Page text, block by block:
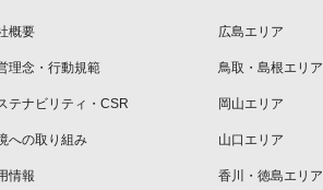
概要
理念・行動規範
テナビリティ・CSR
への取り組み
情報
広島エリア
鳥取・島根エリア
岡山エリア
山口エリア
香川・徳島エリア